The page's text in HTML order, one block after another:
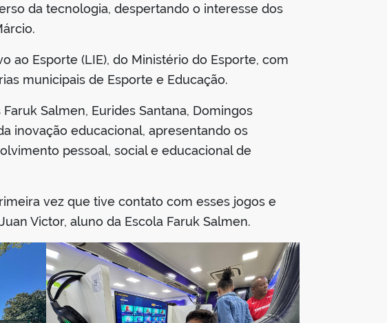
da tecnologia, despertando o interesse dos
ao Esporte (LIE), do Ministério do Esporte, com
municipais de Esporte e Educação.
Salmen, Eurides Santana, Domingos
inovação educacional, apresentando os
pessoal, social e educacional de
vez que tive contato com esses jogos e
Victor, aluno da Escola Faruk Salmen.